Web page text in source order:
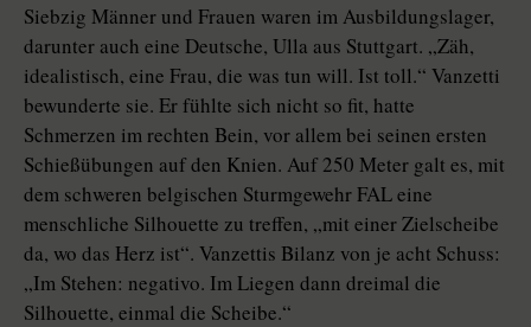
Siebzig Männer und Frauen waren im Ausbildungslager,
darunter auch eine Deutsche, Ulla aus Stuttgart. „Zäh,
idealistisch, eine Frau, die was tun will. Ist toll.“ Vanzetti
bewunderte sie. Er fühlte sich nicht so fit, hatte
Schmerzen im rechten Bein, vor allem bei seinen ersten
Schießübungen auf den Knien. Auf 250 Meter galt es, mit
dem schweren belgischen Sturmgewehr FAL eine
menschliche Silhouette zu treffen, „mit einer Zielscheibe
da, wo das Herz ist“. Vanzettis Bilanz von je acht Schuss:
„Im Stehen: negativo. Im Liegen dann dreimal die
Silhouette, einmal die Scheibe.“